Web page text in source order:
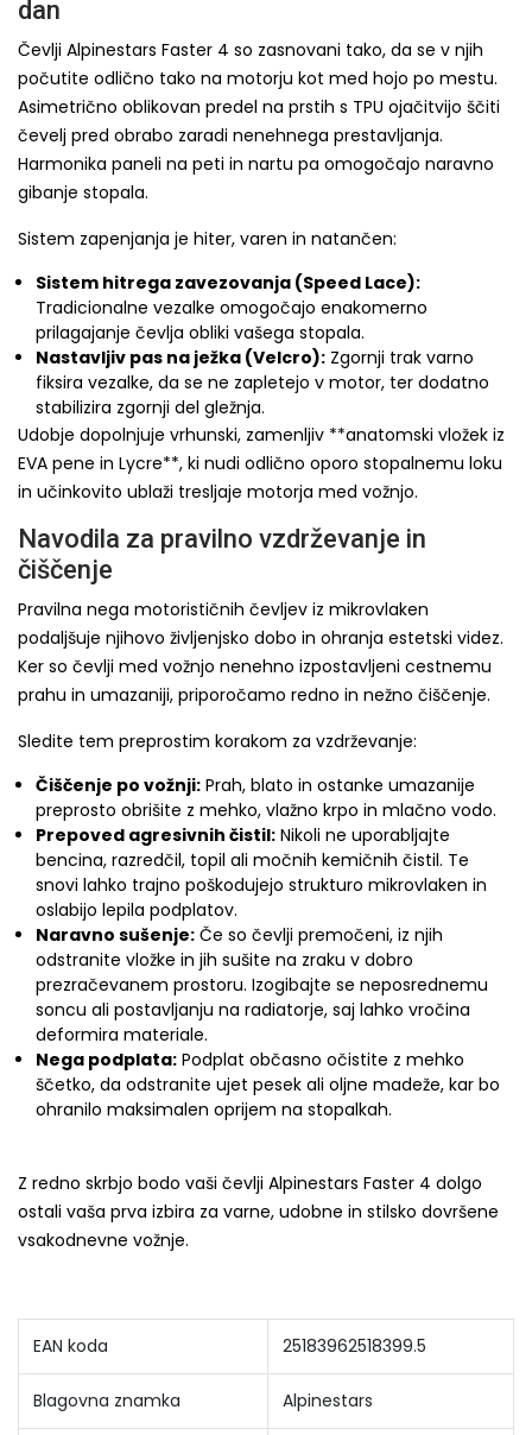
dan
Čevlji Alpinestars Faster 4 so zasnovani tako, da se v njih
počutite odlično tako na motorju kot med hojo po mestu.
Asimetrično oblikovan predel na prstih s TPU ojačitvijo ščiti
čevelj pred obrabo zaradi nenehnega prestavljanja.
Harmonika paneli na peti in nartu pa omogočajo naravno
gibanje stopala.
Sistem zapenjanja je hiter, varen in natančen:
Sistem hitrega zavezovanja (Speed Lace):
Tradicionalne vezalke omogočajo enakomerno
prilagajanje čevlja obliki vašega stopala.
Nastavljiv pas na ježka (Velcro): Zgornji trak varno
fiksira vezalke, da se ne zapletejo v motor, ter dodatno
stabilizira zgornji del gležnja.
Udobje dopolnjuje vrhunski, zamenljiv **anatomski vložek iz
EVA pene in Lycre**, ki nudi odlično oporo stopalnemu loku
in učinkovito ublaži tresljaje motorja med vožnjo.
Navodila za pravilno vzdrževanje in
čiščenje
Pravilna nega motorističnih čevljev iz mikrovlaken
podaljšuje njihovo življenjsko dobo in ohranja estetski videz.
Ker so čevlji med vožnjo nenehno izpostavljeni cestnemu
prahu in umazaniji, priporočamo redno in nežno čiščenje.
Sledite tem preprostim korakom za vzdrževanje:
Čiščenje po vožnji: Prah, blato in ostanke umazanije
preprosto obrišite z mehko, vlažno krpo in mlačno vodo.
Prepoved agresivnih čistil: Nikoli ne uporabljajte
bencina, razredčil, topil ali močnih kemičnih čistil. Te
snovi lahko trajno poškodujejo strukturo mikrovlaken in
oslabijo lepila podplatov.
Naravno sušenje: Če so čevlji premočeni, iz njih
odstranite vložke in jih sušite na zraku v dobro
prezračevanem prostoru. Izogibajte se neposrednemu
soncu ali postavljanju na radiatorje, saj lahko vročina
deformira materiale.
Nega podplata: Podplat občasno očistite z mehko
ščetko, da odstranite ujet pesek ali oljne madeže, kar bo
ohranilo maksimalen oprijem na stopalkah.
Z redno skrbjo bodo vaši čevlji Alpinestars Faster 4 dolgo
ostali vaša prva izbira za varne, udobne in stilsko dovršene
vsakodnevne vožnje.
EAN koda 25183962518399.5
Blagovna znamka Alpinestars